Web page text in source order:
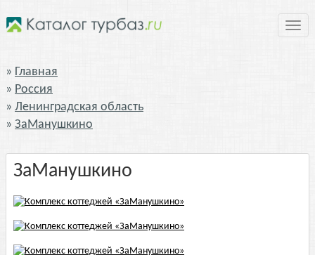
Главная
Россия
Ленинградская область
ЗаМанушкино
ЗаМанушкино